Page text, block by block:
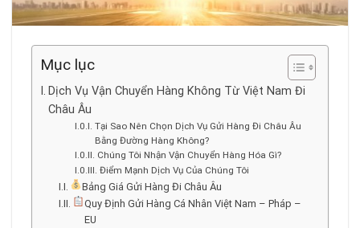
Mục lục
Dịch Vụ Vận Chuyển Hàng Không Từ Việt Nam Đi
Châu Âu
Tại Sao Nên Chọn Dịch Vụ Gửi Hàng Đi Châu Âu
Bằng Đường Hàng Không?
Chúng Tôi Nhận Vận Chuyển Hàng Hóa Gì?
Điểm Mạnh Dịch Vụ Của Chúng Tôi
Bảng Giá Gửi Hàng Đi Châu Âu
Quy Định Gửi Hàng Cá Nhân Việt Nam – Pháp –
EU